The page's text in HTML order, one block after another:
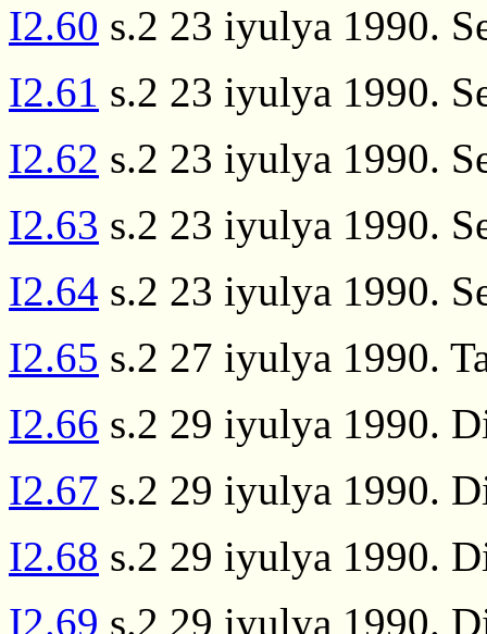
I2.60 s.2 23 iyulya 1990.
I2.61 s.2 23 iyulya 1990.
I2.62 s.2 23 iyulya 1990.
I2.63 s.2 23 iyulya 1990.
I2.64 s.2 23 iyulya 1990.
I2.65 s.2 27 iyulya 1990.
I2.66 s.2 29 iyulya 1990.
I2.67 s.2 29 iyulya 1990.
I2.68 s.2 29 iyulya 1990.
I2.69 s.2 29 iyulya 1990.